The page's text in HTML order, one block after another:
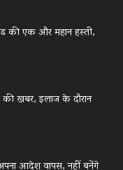
की एक और महान हस्ती,
खबर, इलाज के दौरान